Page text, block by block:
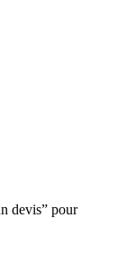
devis” pour